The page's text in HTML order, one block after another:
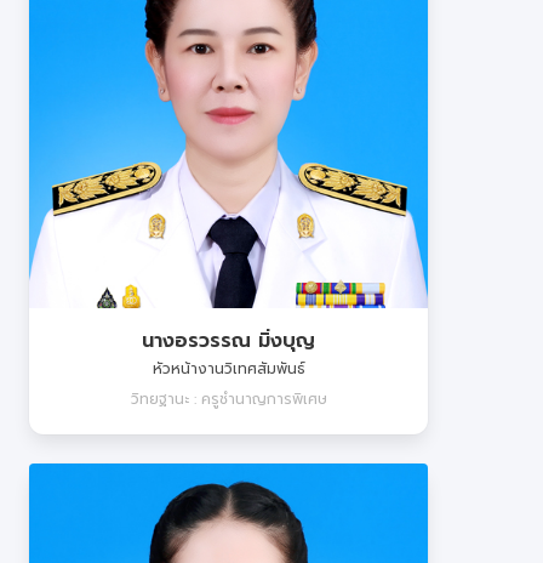
นางอรวรรณ มิ่งบุญ
หัวหน้างานวิเทศสัมพันธ์
วิทยฐานะ : ครูชำนาญการพิเศษ